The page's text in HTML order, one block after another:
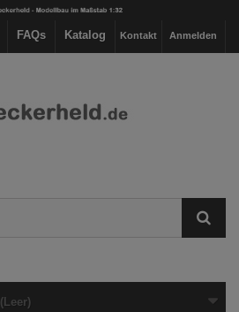
Anmelden
Kontakt
Katalog
FAQs
(Leer)